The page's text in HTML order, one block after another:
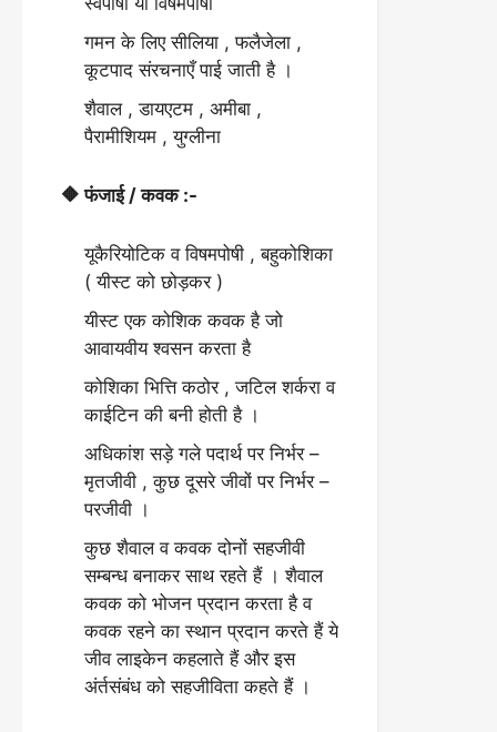
गमन के लिए सीलिया , फलैजेला ,
कूटपाद संरचनाएँ पाई जाती है ।
शैवाल , डायएटम , अमीबा ,
पैरामीशियम , युग्लीना
🔶 फंजाई / कवक :-
यूकैरियोटिक व विषमपोषी , बहुकोशिका
( यीस्ट को छोड़कर )
यीस्ट एक कोशिक कवक है जो
आवायवीय श्वसन करता है
कोशिका भित्ति कठोर , जटिल शर्करा व
काईटिन की बनी होती है ।
अधिकांश सड़े गले पदार्थ पर निर्भर –
मृतजीवी , कुछ दूसरे जीवों पर निर्भर –
परजीवी ।
कुछ शैवाल व कवक दोनों सहजीवी
सम्बन्ध बनाकर साथ रहते हैं । शैवाल
कवक को भोजन प्रदान करता है व
कवक रहने का स्थान प्रदान करते हैं ये
जीव लाइकेन कहलाते हैं और इस
अंर्तसंबंध को सहजीविता कहते हैं ।